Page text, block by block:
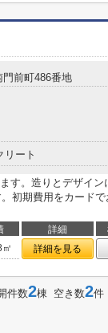
門前町486番地
リート
す。造りとデザイン
初期費用をカード
詳細
詳細を見る
件数2棟 空き数2件